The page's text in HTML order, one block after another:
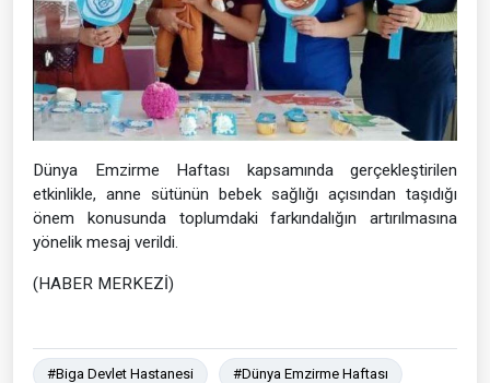
Dünya Emzirme Haftası kapsamında gerçekleştirilen
etkinlikle, anne sütünün bebek sağlığı açısından taşıdığı
önem konusunda toplumdaki farkındalığın artırılmasına
yönelik mesaj verildi.
(HABER MERKEZİ)
#Biga Devlet Hastanesi #Dünya Emzirme Haftası